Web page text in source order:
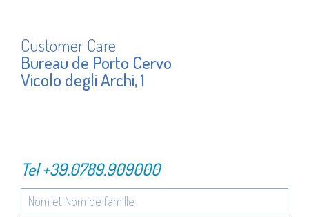
Customer Care
Bureau de Porto Cervo
Vicolo degli Archi, 1
Tel+39.0789.909000